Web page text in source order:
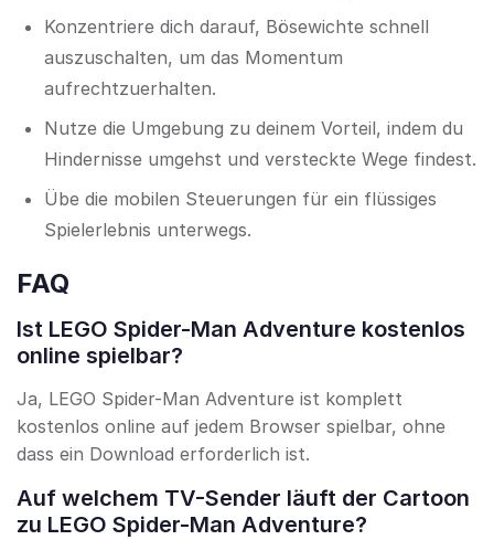
Konzentriere dich darauf, Bösewichte schnell
auszuschalten, um das Momentum
aufrechtzuerhalten.
Nutze die Umgebung zu deinem Vorteil, indem du
Hindernisse umgehst und versteckte Wege findest.
Übe die mobilen Steuerungen für ein flüssiges
Spielerlebnis unterwegs.
FAQ
Ist LEGO Spider-Man Adventure kostenlos
online spielbar?
Ja, LEGO Spider-Man Adventure ist komplett
kostenlos online auf jedem Browser spielbar, ohne
dass ein Download erforderlich ist.
Auf welchem TV-Sender läuft der Cartoon
zu LEGO Spider-Man Adventure?